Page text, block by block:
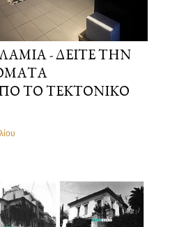
- ΔΕΊΤΕ ΤΗΝ
ΤΟ ΤΕΚΤΟΝΙΚΌ